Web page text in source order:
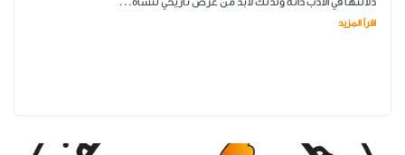
اقرأ المزيد